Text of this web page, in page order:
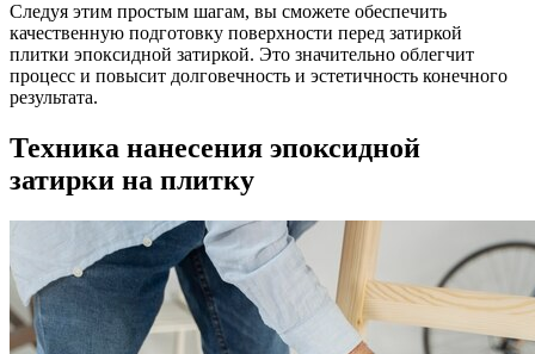
Следуя этим простым шагам, вы сможете обеспечить
качественную подготовку поверхности перед затиркой
плитки эпоксидной затиркой. Это значительно облегчит
процесс и повысит долговечность и эстетичность конечного
результата.
Техника нанесения эпоксидной
затирки на плитку